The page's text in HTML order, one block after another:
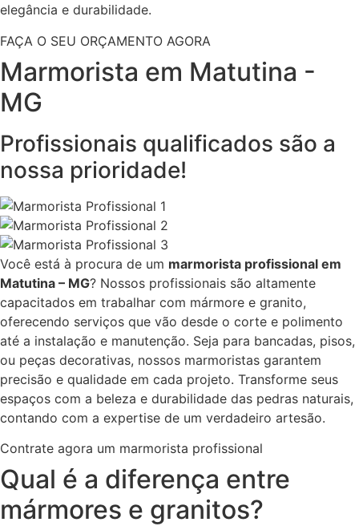
elegância e durabilidade.
FAÇA O SEU ORÇAMENTO AGORA
Marmorista em Matutina -
MG
Profissionais qualificados são a
nossa prioridade!
Você está à procura de um marmorista profissional em
Matutina – MG? Nossos profissionais são altamente
capacitados em trabalhar com mármore e granito,
oferecendo serviços que vão desde o corte e polimento
até a instalação e manutenção. Seja para bancadas, pisos,
ou peças decorativas, nossos marmoristas garantem
precisão e qualidade em cada projeto. Transforme seus
espaços com a beleza e durabilidade das pedras naturais,
contando com a expertise de um verdadeiro artesão.
Contrate agora um marmorista profissional
Qual é a diferença entre
mármores e granitos?